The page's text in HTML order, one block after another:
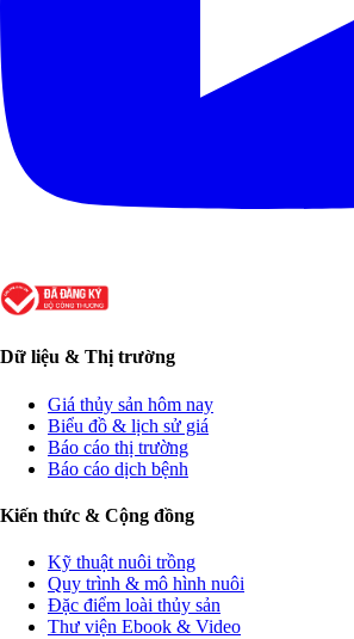
Dữ liệu & Thị trường
Giá thủy sản hôm nay
Biểu đồ & lịch sử giá
Báo cáo thị trường
Báo cáo dịch bệnh
Kiến thức & Cộng đồng
Kỹ thuật nuôi trồng
Quy trình & mô hình nuôi
Đặc điểm loài thủy sản
Thư viện Ebook & Video